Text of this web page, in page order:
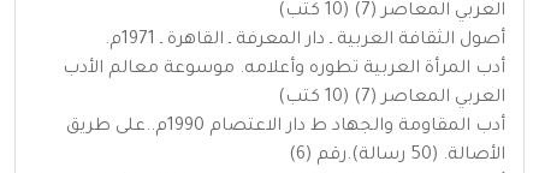
العربي المعاصر (7) (10 كتب)
أصول الثقافة العربية ـ دار المعرفة ـ القاهرة ـ 1971م.
أدب المرأة العربية تطوره وأعلامه. موسوعة معالم الأدب
العربي المعاصر (7) (10 كتب)
أدب المقاومة والجهاد ط دار الاعتصام 1990م..على طريق
الأصالة. (50 رسالة).رقم (6)